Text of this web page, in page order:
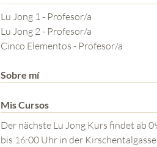
YOGA
MENTE
Lu Jong 1 - Profesor/a
Lu Jong 2 - Profesor/a
Cinco Elementos - Profesor/a
Sobre mí
Mis Cursos
Der nächste Lu Jong Kurs findet ab
bis 16:00 Uhr in der